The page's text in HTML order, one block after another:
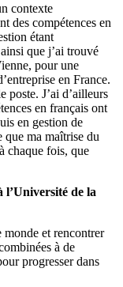
contexte
des compétences en
étant
que j’ai trouvé
pour une
en France.
poste. J’ai d’ailleurs
en français ont
en gestion de
ma maîtrise du
chaque fois, que
l’Université de la
et rencontrer
à de
progresser dans